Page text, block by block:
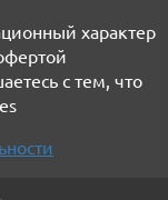
характер
с тем, что